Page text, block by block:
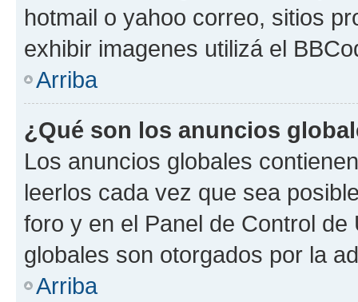
hotmail o yahoo correo, sitios
exhibir imagenes utilizá el
Arriba
¿Qué son los anuncios
Los anuncios globales
leerlos cada vez que sea
foro y en el Panel de Control
globales son otorgados por la
Arriba